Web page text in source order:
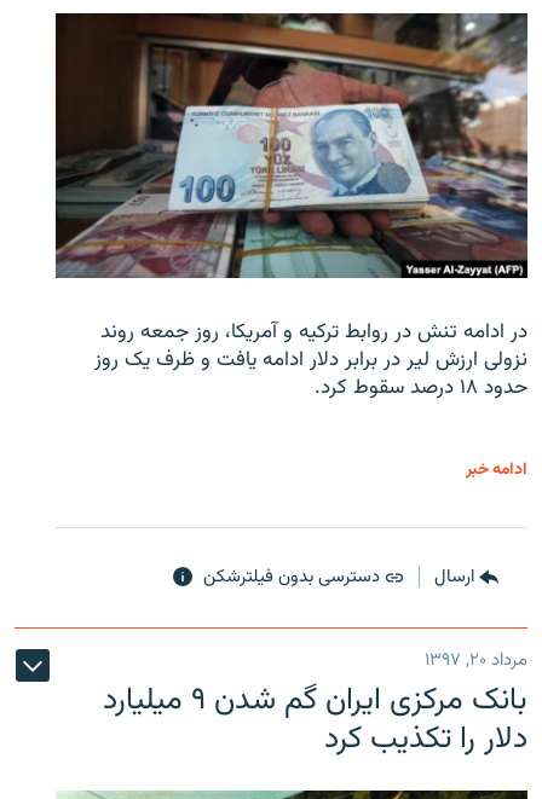
در ادامه تنش در روابط ترکیه و آمریکا، روز جمعه روند
نزولی ارزش لیر در برابر دلار ادامه یافت و ظرف یک روز
حدود ۱۸ درصد سقوط کرد.
ادامه خبر
ارسال دسترسی بدون فیلترشکن
مرداد ۲۰, ۱۳۹۷
بانک مرکزی ایران گم شدن ۹ میلیارد
دلار را تکذیب کرد